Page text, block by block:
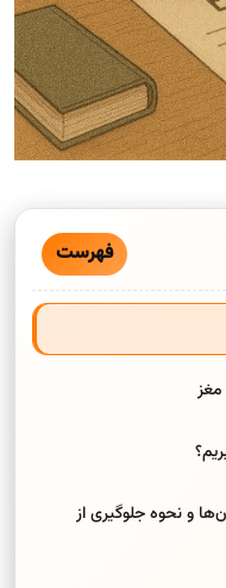
فهرست
مغز
و نحوه جلوگیری از